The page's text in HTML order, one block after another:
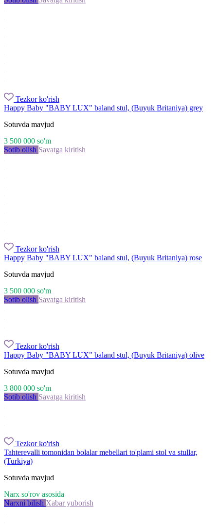
Tezkor ko'rish
Happy Baby "BABY LUX" baland stul, (Buyuk Britaniya) grey
Sotuvda mavjud
3 500 000 so'm
Sotib olish Savatga kiritish
Tezkor ko'rish
Happy Baby "BABY LUX" baland stul, (Buyuk Britaniya) rose
Sotuvda mavjud
3 500 000 so'm
Sotib olish Savatga kiritish
Tezkor ko'rish
Happy Baby "BABY LUX" baland stul, (Buyuk Britaniya) olive
Sotuvda mavjud
3 800 000 so'm
Sotib olish Savatga kiritish
Tezkor ko'rish
Tahterevalli tomonidan bolalar mebellari to'plami stol va stullar,
(Turkiya)
Sotuvda mavjud
Narx so'rov asosida
Narxni bilish Xabar yuborish